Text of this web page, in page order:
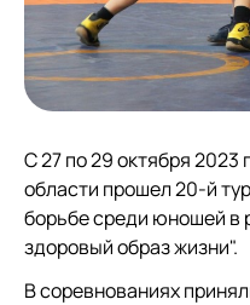
С 27 по 29 октября
области прошел 20-й
борьбе среди юношей в
здоровый образ жизни".
В соревнованиях